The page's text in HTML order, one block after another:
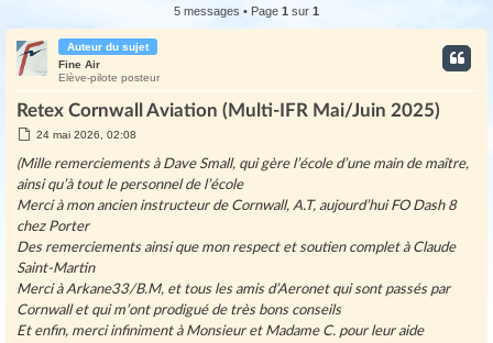
h
5 messages • Page 1 sur 1
Auteur du sujet
Fine Air
Elève-pilote posteur
Retex Cornwall Aviation (Multi-IFR Mai/Juin 2025)
M
s
s
a
e
24 mai 2026, 02:08
(Mille remerciements à Dave Small, qui gère l’école d’une main de maître,
ainsi qu’à tout le personnel de l’école
Merci à mon ancien instructeur de Cornwall, A.T, aujourd’hui FO Dash 8
chez Porter
Des remerciements ainsi que mon respect et soutien complet à Claude
Saint-Martin
Merci à Arkane33/B.M, et tous les amis d’Aeronet qui sont passés par
Cornwall et qui m’ont prodigué de très bons conseils
Et enfin, merci infiniment à Monsieur et Madame C. pour leur aide